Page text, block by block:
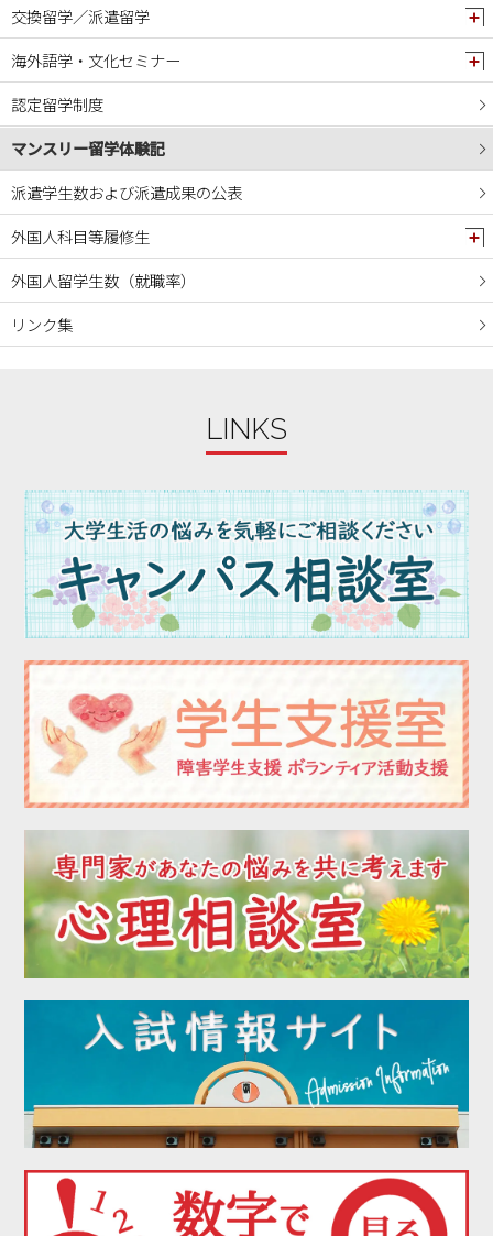
2024年07月
2024年06月
2024年05月
2024年04月
2024年03月
2024年02月
2024年01月
2023年12月
2023年11月
2023年10月
2023年05月
2023年04月
2023年03月
2023年02月
2023年01月
2022年12月
2022年11月
2022年10月
2022年09月
2022年08月
2022年06月
2022年05月
2022年04月
2022年03月
2022年02月
2022年01月
2021年11月
2021年10月
2021年09月
2021年08月
交換留学／派遣留学
海外語学・文化セミナー
認定留学制度
マンスリー留学体験記
派遣学生数および派遣成果の公表
外国人科目等履修生
外国人留学生数（就職率）
リンク集
LINKS